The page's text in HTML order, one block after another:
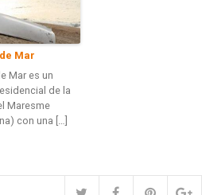
Mar
Mar es un
de la
Maresme
con una […]